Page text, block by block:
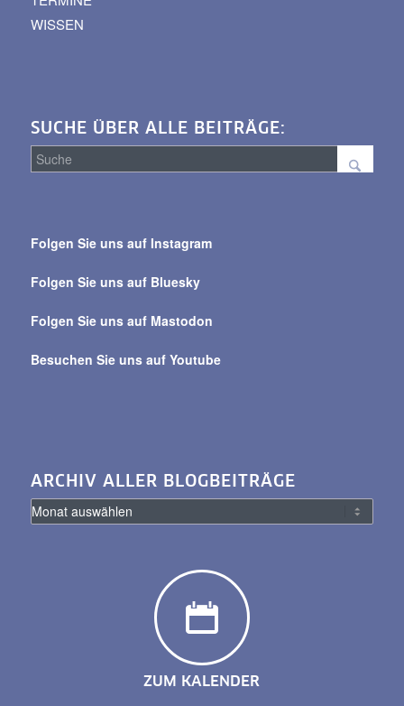
WISSEN
SUCHE ÜBER ALLE BEITRÄGE:
alle
Folgen Sie uns auf Instagram
Folgen Sie uns auf Bluesky
Folgen Sie uns auf Mastodon
Besuchen Sie uns auf Youtube
ARCHIV ALLER BLOGBEITRÄGE
ZUM KALENDER